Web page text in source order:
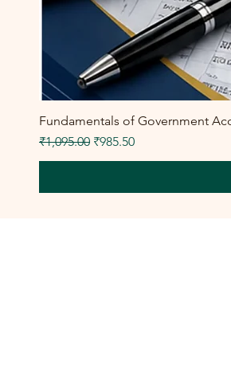
Fundamentals of Government
Regular Price
₹1,095.00 Sale Price
₹985.50